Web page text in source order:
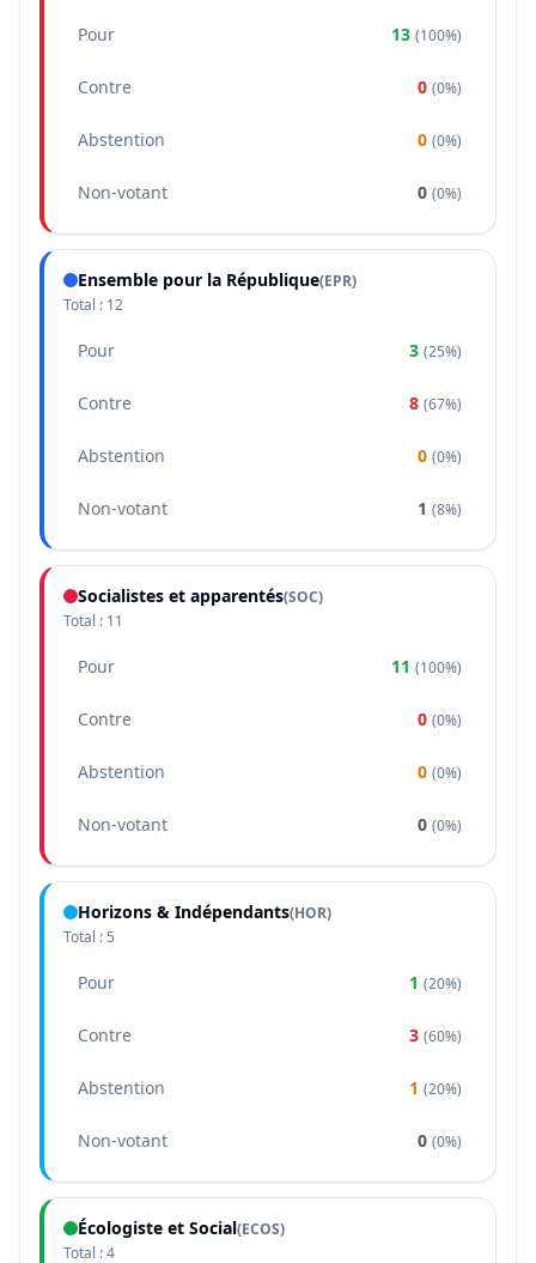
Pour 13 (100%)
Contre 0 (0%)
Abstention 0 (0%)
Non-votant 0 (0%)
Ensemble pour la République(EPR)
Total : 12
Pour 3 (25%)
Contre 8 (67%)
Abstention 0 (0%)
Non-votant 1 (8%)
Socialistes et apparentés(SOC)
Total : 11
Pour 11 (100%)
Contre 0 (0%)
Abstention 0 (0%)
Non-votant 0 (0%)
Horizons & Indépendants(HOR)
Total : 5
Pour 1 (20%)
Contre 3 (60%)
Abstention 1 (20%)
Non-votant 0 (0%)
Écologiste et Social(ECOS)
Total :4